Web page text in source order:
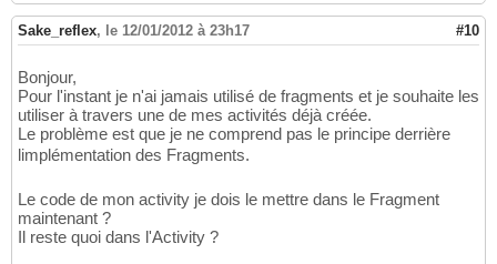
Sake_reflex, le 12/01/2012 à 23h17 #10
Bonjour,
Pour l'instant je n'ai jamais utilisé de fragments et je souhaite les
utiliser à travers une de mes activités déjà créée.
Le problème est que je ne comprend pas le principe derrière
limplémentation des Fragments.
Le code de mon activity je dois le mettre dans le Fragment
maintenant ?
Il reste quoi dans l'Activity ?